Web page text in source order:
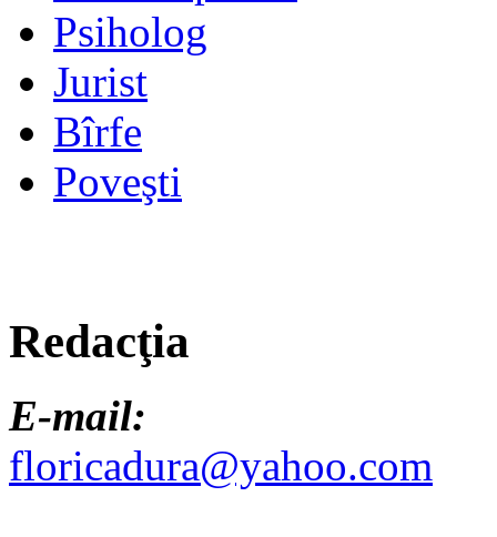
Psiholog
Jurist
Bîrfe
Poveşti
Redacţia
E-mail:
floricadura@yahoo.com